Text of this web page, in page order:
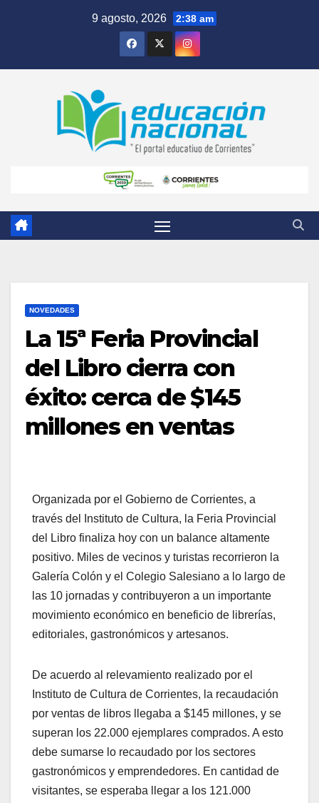
9 agosto, 2026 2:38 am
NOVEDADES
La 15ª Feria Provincial
del Libro cierra con
éxito: cerca de $145
millones en ventas
Organizada por el Gobierno de Corrientes, a
través del Instituto de Cultura, la Feria Provincial
del Libro finaliza hoy con un balance altamente
positivo. Miles de vecinos y turistas recorrieron la
Galería Colón y el Colegio Salesiano a lo largo de
las 10 jornadas y contribuyeron a un importante
movimiento económico en beneficio de librerías,
editoriales, gastronómicos y artesanos.
De acuerdo al relevamiento realizado por el
Instituto de Cultura de Corrientes, la recaudación
por ventas de libros llegaba a $145 millones, y se
superan los 22.000 ejemplares comprados. A esto
debe sumarse lo recaudado por los sectores
gastronómicos y emprendedores. En cantidad de
visitantes, se esperaba llegar a los 121.000